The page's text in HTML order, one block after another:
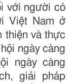
với người có
Việt Nam ở
thiện và thực
ngày càng
ngày càng
giải pháp